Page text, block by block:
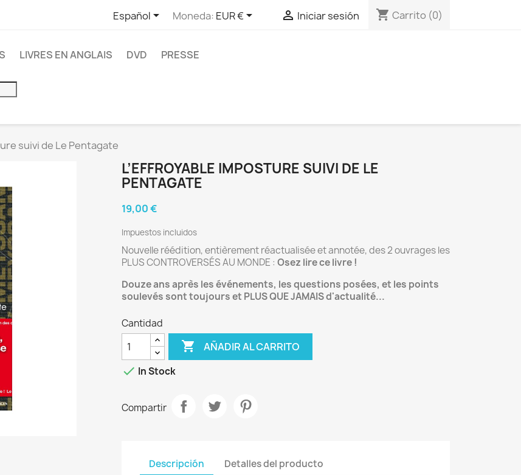
Español Moneda: EUR €  Iniciar sesión shopping_cart Carrito (0)
LIVRES EN ANGLAIS DVD PRESSE
suivi de Le Pentagate
L’EFFROYABLE IMPOSTURE SUIVI DE LE
PENTAGATE
19,00 €
Impuestos incluidos
Nouvelle réédition, entièrement réactualisée et annotée, des 2 ouvrages les
PLUS CONTROVERSÉS AU MONDE : Osez lire ce livre !
Douze ans après les événements, les questions posées, et les points
soulevés sont toujours et PLUS QUE JAMAIS d'actualité...
Cantidad
 AÑADIR AL CARRITO
 In Stock
Compartir
Descripción Detalles del producto